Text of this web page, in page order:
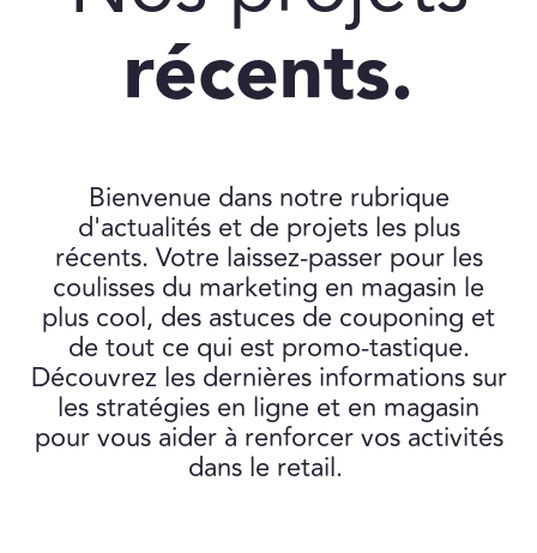
récents.
Bienvenue dans notre rubrique
d'actualités et de projets les plus
récents. Votre laissez-passer pour les
coulisses du marketing en magasin le
plus cool, des astuces de couponing et
de tout ce qui est promo-tastique.
Découvrez les dernières informations sur
les stratégies en ligne et en magasin
pour vous aider à renforcer vos activités
dans le retail.